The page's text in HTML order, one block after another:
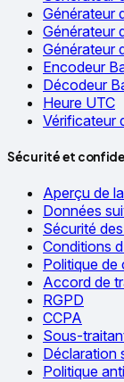
Générateur
Générateur
Générateur
Encodeur
Décodeur
Heure UTC
Vérificateur
Sécurité et
Aperçu de
Données
Sécurité
Conditions
Politique de
Accord de
RGPD
CCPA
Sous-
Déclaration
Politique